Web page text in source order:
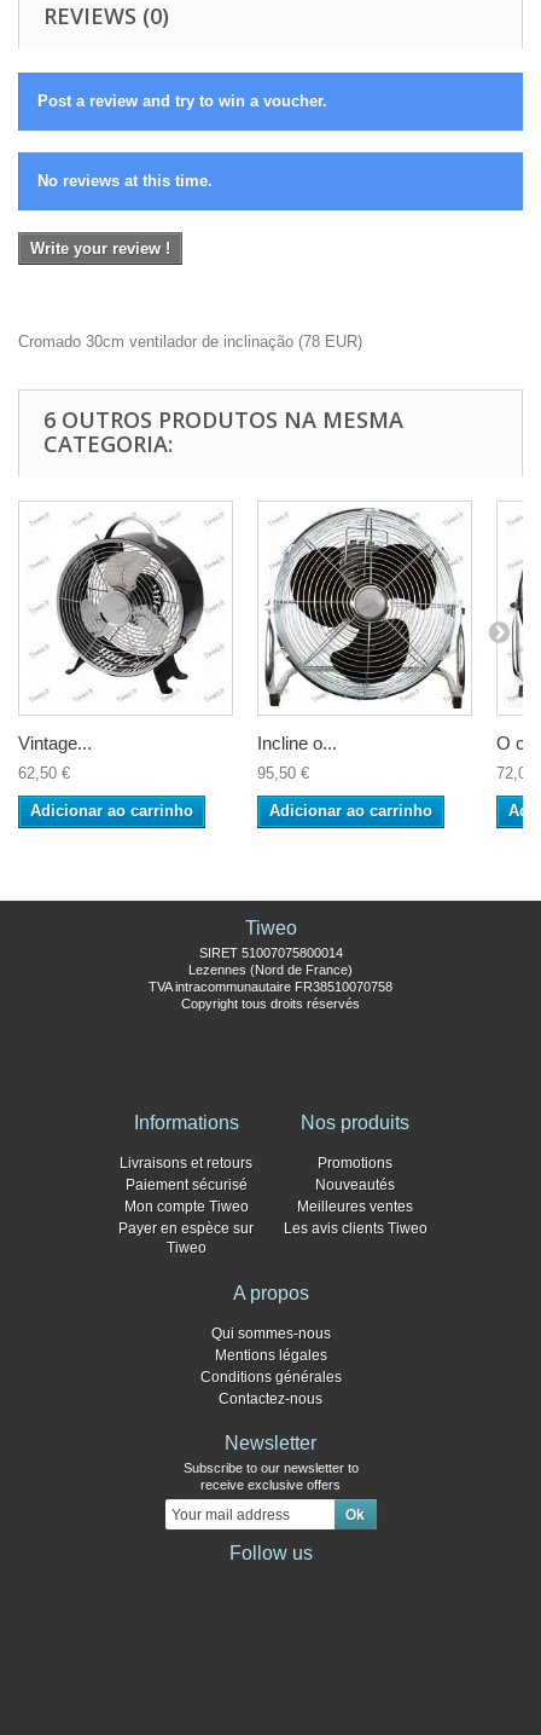
REVIEWS (0)
Post a review and try to win a voucher.
No reviews at this time.
Write your review !
Cromado 30cm ventilador de inclinação (78 EUR)
6 OUTROS PRODUTOS NA MESMA
CATEGORIA:
Vintage...
62,50 €
Adicionar ao carrinho
Incline o...
95,50 €
Adicionar ao carrinho
O
72,00
Tiweo
SIRET 51007075800014
Lezennes (Nord de France)
TVA intracommunautaire FR38510070758
Copyright tous droits réservés
Informations
Livraisons et retours
Paiement sécurisé
Mon compte Tiweo
Payer en espèce sur
Tiweo
Nos produits
Promotions
Nouveautés
Meilleures ventes
Les avis clients Tiweo
A propos
Qui sommes-nous
Mentions légales
Conditions générales
Contactez-nous
Newsletter
Subscribe to our newsletter to
receive exclusive offers
Follow us